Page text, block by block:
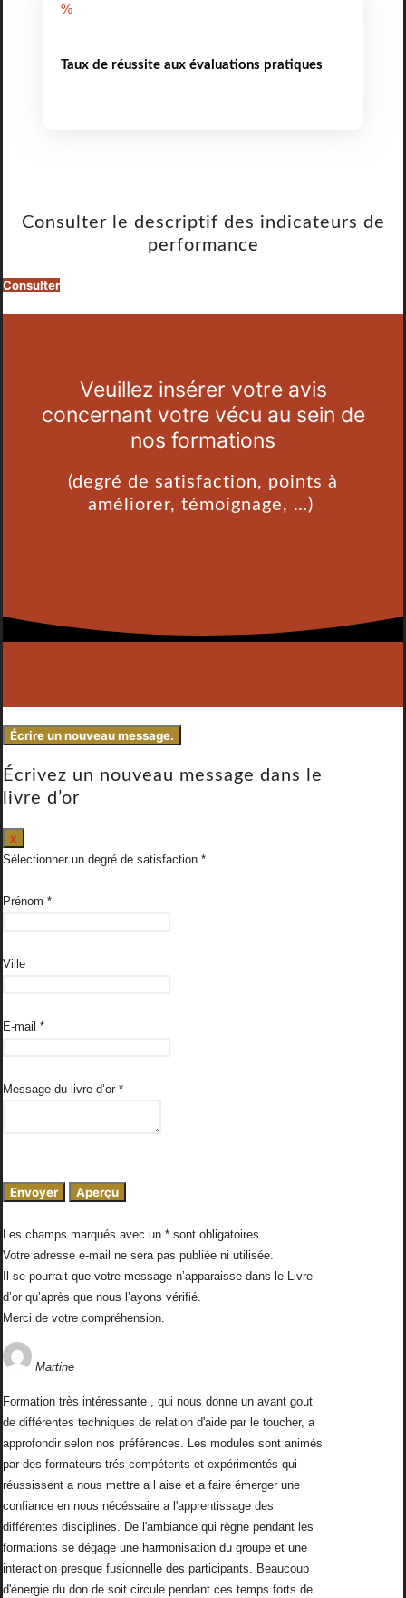
%
Taux de réussite aux évaluations pratiques
Consulter le descriptif des indicateurs de
performance
Consulter
Veuillez insérer votre avis
concernant votre vécu au sein de
nos formations
(degré de satisfaction, points à
améliorer, témoignage, …)
Écrivez un nouveau message dans le
livre d’or
x
ce
formulaire.
Sélectionner un degré de satisfaction
Prénom *
Ville
E-mail *
Message du livre d’or *
Les champs marqués avec un * sont obligatoires.
Votre adresse e-mail ne sera pas publiée ni utilisée.
Il se pourrait que votre message n’apparaisse dans le Livre
d’or qu’après que nous l’ayons vérifié.
Merci de votre compréhension.
Martine
Formation très intéressante , qui nous donne un avant gout
de différentes techniques de relation d'aide par le toucher, a
approfondir selon nos préférences. Les modules sont animés
par des formateurs trés compétents et expérimentés qui
réussissent a nous mettre a l aise et a faire émerger une
confiance en nous nécéssaire a l'apprentissage des
différentes disciplines. De l'ambiance qui règne pendant les
formations se dégage une harmonisation du groupe et une
interaction presque fusionnelle des participants. Beaucoup
d'énergie du don de soit circule pendant ces temps forts de